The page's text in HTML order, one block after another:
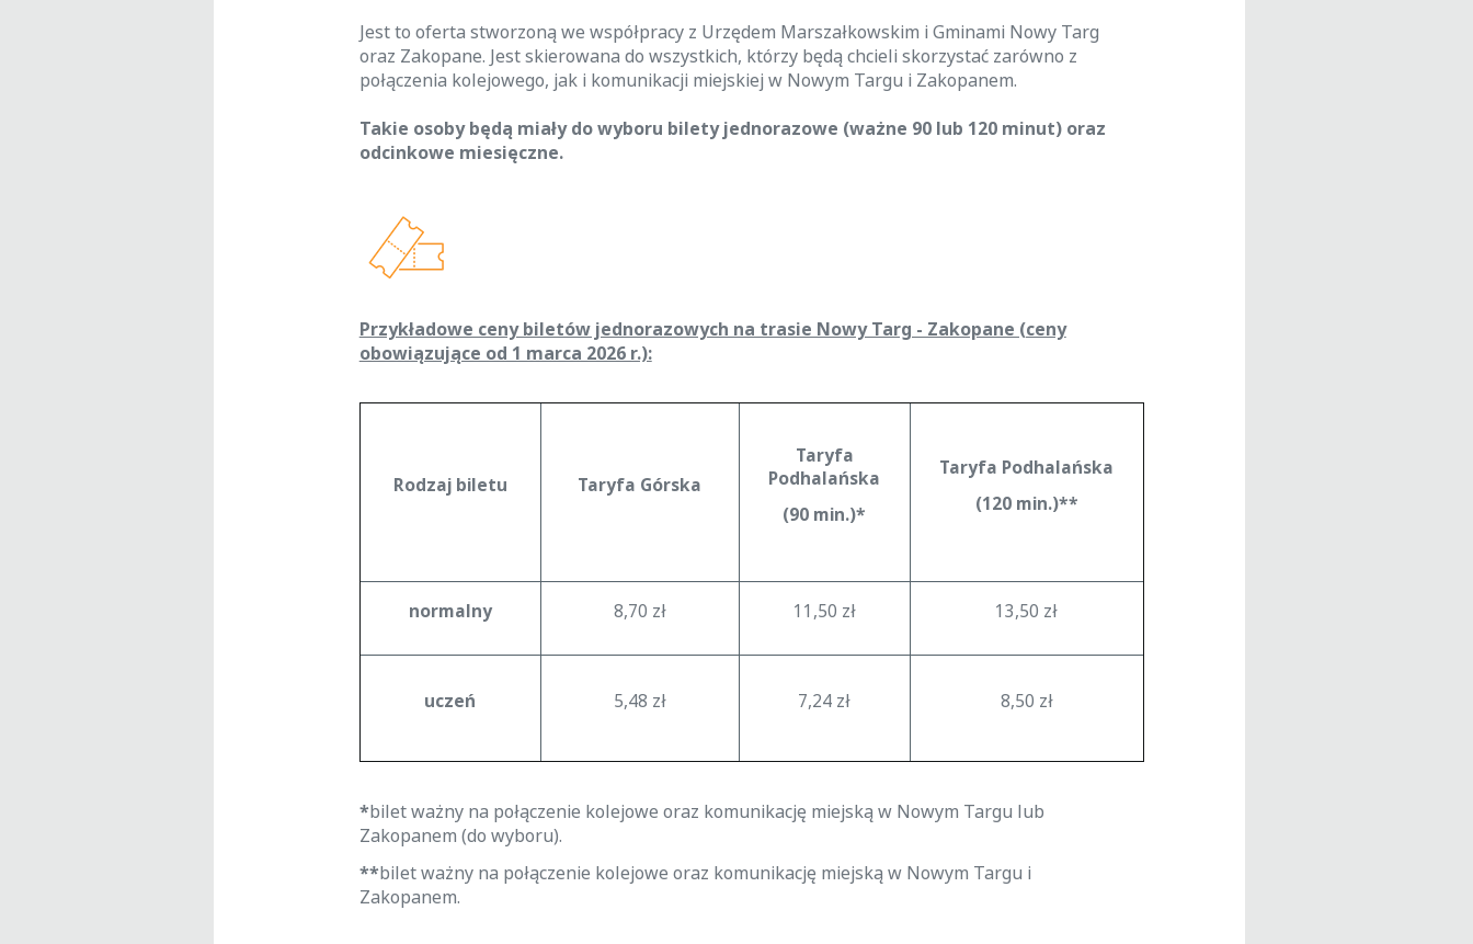
Jest to oferta stworzoną we współpracy z Urzędem Marszałkowskim i Gminami Nowy Targ
oraz Zakopane. Jest skierowana do wszystkich, którzy będą chcieli skorzystać zarówno z
połączenia kolejowego, jak i komunikacji miejskiej w Nowym Targu i Zakopanem.
Takie osoby będą miały do wyboru bilety jednorazowe (ważne 90 lub 120 minut) oraz
odcinkowe miesięczne.
Przykładowe ceny biletów jednorazowych na trasie Nowy Targ - Zakopane (ceny
obowiązujące od 1 marca 2026 r.):
Rodzaj biletu Taryfa Górska
Taryfa
Podhalańska
(90 min.)*
Taryfa Podhalańska
(120 min.)**
normalny 8,70 zł 11,50 zł 13,50 zł
uczeń 5,48 zł 7,24 zł 8,50 zł
*bilet ważny na połączenie kolejowe oraz komunikację miejską w Nowym Targu lub
Zakopanem (do wyboru).
**bilet ważny na połączenie kolejowe oraz komunikację miejską w Nowym Targu i
Zakopanem.